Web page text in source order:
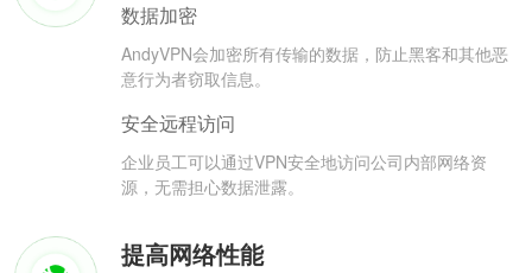
数据加密
AndyVPN会加密所有传输的数据，防止黑客和其他恶
意行为者窃取信息。
安全远程访问
企业员工可以通过VPN安全地访问公司内部网络资
源，无需担心数据泄露。
提高网络性能